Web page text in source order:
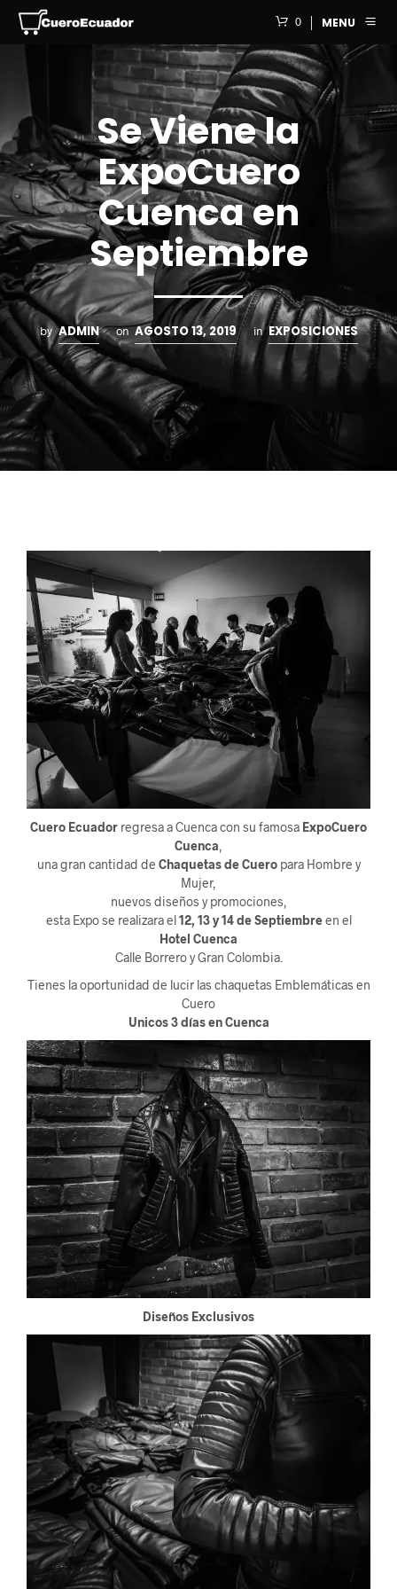
0 MENU
Se Viene la
ExpoCuero
Cuenca en
Septiembre
by ADMIN on AGOSTO 13, 2019 in EXPOSICIONES
Cuero Ecuador regresa a Cuenca con su famosa ExpoCuero
Cuenca
una gran cantidad de Chaquetas de Cueropara Hombre y
Mujer,
nuevos diseños y promociones,
esta Expo se realizara el12, 13 y 14 de Septiembreen el
Hotel Cuenca
Calle Borrero y Gran Colombia.
Tienes la oportunidad de lucir las chaquetas Emblemáticas en
Cuero
Unicos 3 días en Cuenca
Diseños Exclusivos